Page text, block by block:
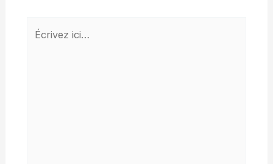
Écrivez